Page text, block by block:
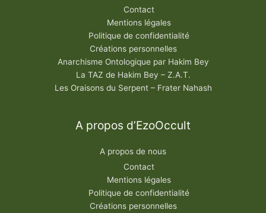
Contact
Mentions légales
Politique de confidentialité
Créations personnelles
Anarchisme Ontologique par Hakim Bey
La TAZ de Hakim Bey – Z.A.T.
Les Oraisons du Serpent – Frater Nahash
A propos d’EzoOccult
A propos de nous
Contact
Mentions légales
Politique de confidentialité
Créations personnelles